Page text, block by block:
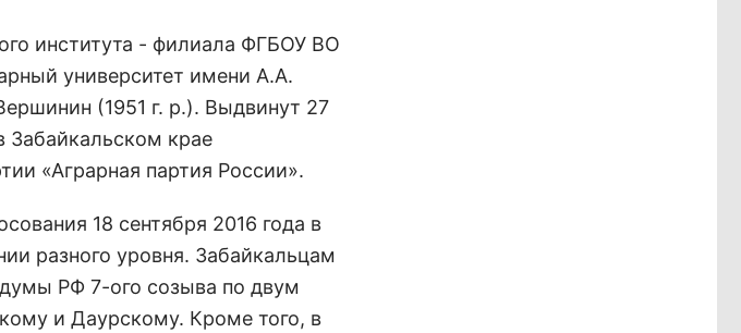
института - филиала ФГБОУ ВО
университет имени А.А.
(1951 г. р.). Выдвинут 27
Забайкальском крае
«Аграрная партия России».
18 сентября 2016 года в
разного уровня. Забайкальцам
РФ 7-ого созыва по двум
и Даурскому. Кроме того, в